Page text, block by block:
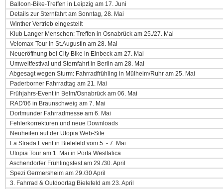
Balloon-Bike-Treffen in Leipzig am 17. Juni
Details zur Sternfahrt am Sonntag, 28. Mai
Winther Vertrieb eingestellt
Klub Langer Menschen: Treffen in Osnabrück am 25./27. Mai
Velomax-Tour in St.Augustin am 28. Mai
Neueröffnung bei City Bike in Einbeck am 27. Mai
Umweltfestival und Sternfahrt in Berlin am 28. Mai
Abgesagt wegen Sturm: Fahrradfrühling in Mülheim/Ruhr am 25. Mai
Paderborner Fahrradtag am 21. Mai
Frühjahrs-Event in Belm/Osnabrück am 06. Mai
RAD'06 in Braunschweig am 7. Mai
Dortmunder Fahrradmesse am 6. Mai
Fehlerkorrekturen und neue Downloads
Neuheiten auf der Utopia Web-Site
La Strada Event in Bielefeld vom 5. - 7. Mai
Utopia Tour am 1. Mai in Porta Westfalica
Aschendorfer Frühlingsfest am 29./30. April
Spezi Germersheim am 29./30 April
3. Fahrrad & Outdoortag Bielefeld am 23. April